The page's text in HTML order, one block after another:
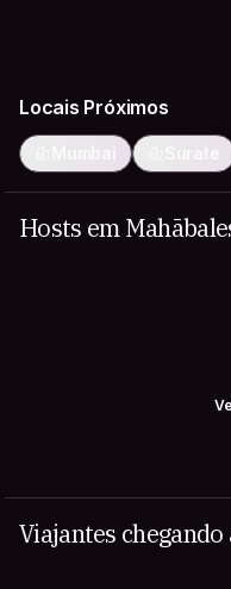
Locais Próximos
Mumbai Surate
Hosts em
Viajantes